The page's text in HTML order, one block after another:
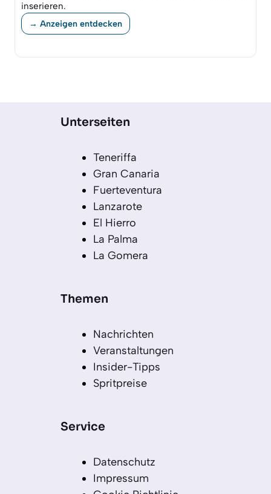
inserieren.
→ Anzeigen entdecken
Unterseiten
Teneriffa
Gran Canaria
Fuerteventura
Lanzarote
El Hierro
La Palma
La Gomera
Themen
Nachrichten
Veranstaltungen
Insider-Tipps
Spritpreise
Service
Datenschutz
Impressum